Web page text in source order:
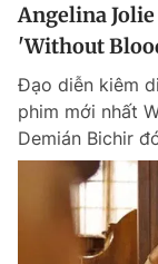
Angelina
'Without
Đạo diễn kiêm
phim mới nhất
Demián Bichir